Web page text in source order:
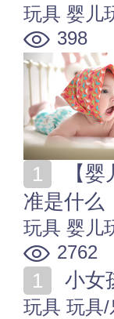
玩具 婴儿
398
准是什么
玩具 婴儿
2762
小女
玩具 玩具/